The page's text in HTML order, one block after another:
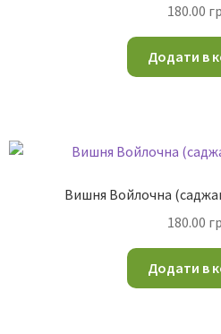
180.00
Додати в
Вишня Войлочна
180.00
Додати в